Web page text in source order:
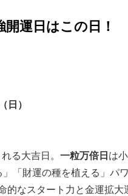
開運日はこの日！
日）
る大吉日。 一粒万倍日 は
「財運の種を植える」パ
なスタート力と金運拡大